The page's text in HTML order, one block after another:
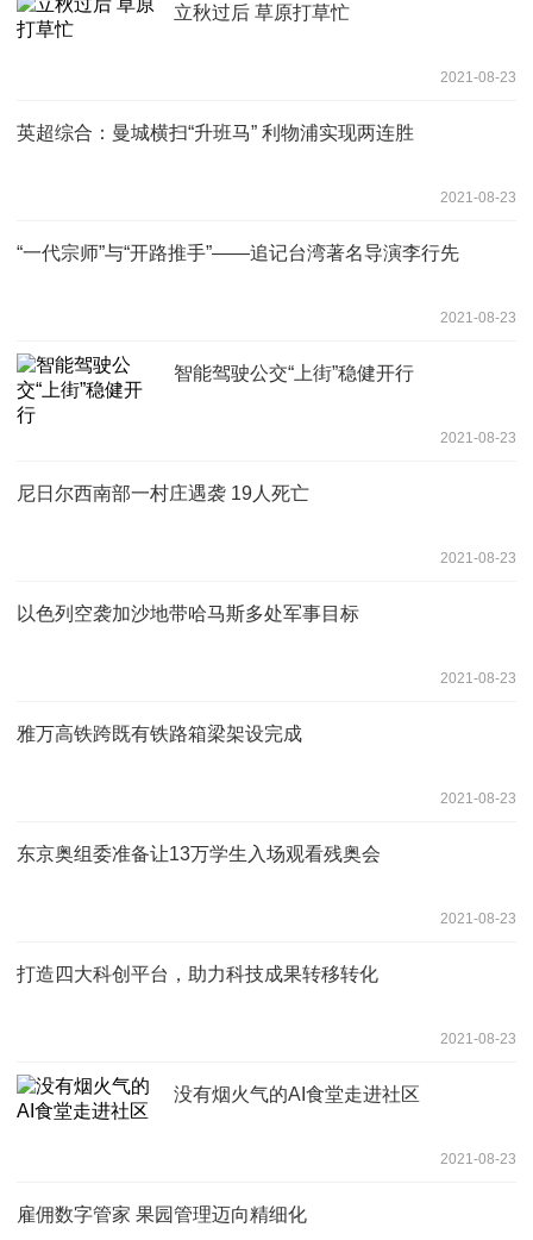
立秋过后 草原打草忙
2021-08-23
英超综合：曼城横扫“升班马” 利物浦实现两连胜
2021-08-23
“一代宗师”与“开路推手”——追记台湾著名导演李行先
2021-08-23
智能驾驶公交“上街”稳健开行
2021-08-23
尼日尔西南部一村庄遇袭 19人死亡
2021-08-23
以色列空袭加沙地带哈马斯多处军事目标
2021-08-23
雅万高铁跨既有铁路箱梁架设完成
2021-08-23
东京奥组委准备让13万学生入场观看残奥会
2021-08-23
打造四大科创平台，助力科技成果转移转化
2021-08-23
没有烟火气的AI食堂走进社区
2021-08-23
雇佣数字管家 果园管理迈向精细化